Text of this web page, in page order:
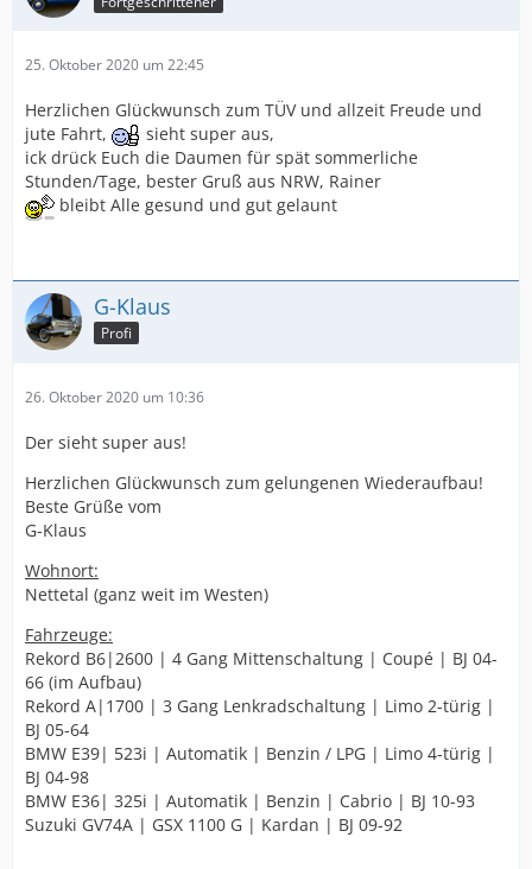
25. Oktober 2020 um 22:45
Herzlichen Glückwunsch zum TÜV und allzeit Freude und
jute Fahrt,
sieht super aus,
ick drück Euch die Daumen für spät sommerliche
Stunden/Tage, bester Gruß aus NRW, Rainer
bleibt Alle gesund und gut gelaunt
G-Klaus
Profi
26. Oktober 2020 um 10:36
Der sieht super aus!
Herzlichen Glückwunsch zum gelungenen Wiederaufbau!
Beste Grüße vom
G-Klaus
Wohnort:
Nettetal (ganz weit im Westen)
Fahrzeuge:
Rekord B6|2600 | 4 Gang Mittenschaltung | Coupé | BJ 04-
66 (im Aufbau)
Rekord A|1700 | 3 Gang Lenkradschaltung | Limo 2-türig |
BJ 05-64
BMW E39| 523i | Automatik | Benzin / LPG | Limo 4-türig |
BJ 04-98
BMW E36| 325i | Automatik | Benzin | Cabrio | BJ 10-93
Suzuki GV74A | GSX 1100 G | Kardan | BJ 09-92